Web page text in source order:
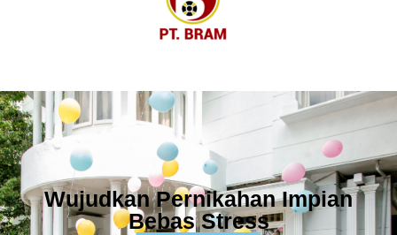
Wujudkan Pernikahan Impian
Bebas Stress